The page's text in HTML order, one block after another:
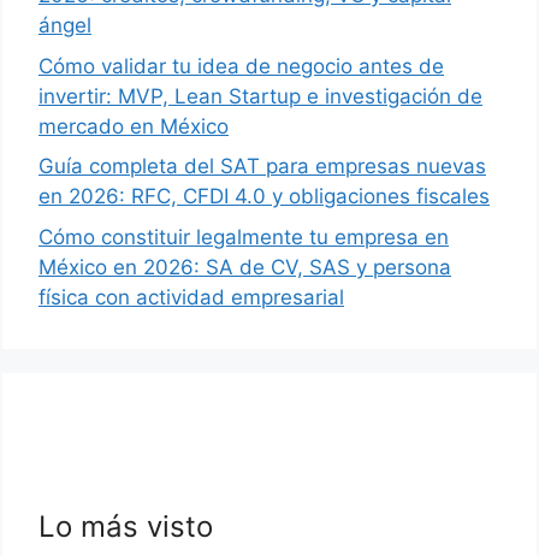
ángel
Cómo validar tu idea de negocio antes de
invertir: MVP, Lean Startup e investigación de
mercado en México
Guía completa del SAT para empresas nuevas
en 2026: RFC, CFDI 4.0 y obligaciones fiscales
Cómo constituir legalmente tu empresa en
México en 2026: SA de CV, SAS y persona
física con actividad empresarial
Lo más visto